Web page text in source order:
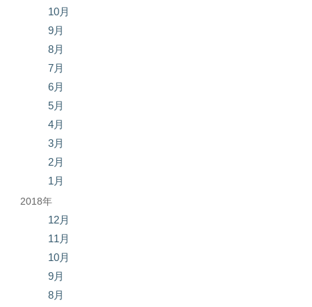
10月
9月
8月
7月
6月
5月
4月
3月
2月
1月
2018年
12月
11月
10月
9月
8月